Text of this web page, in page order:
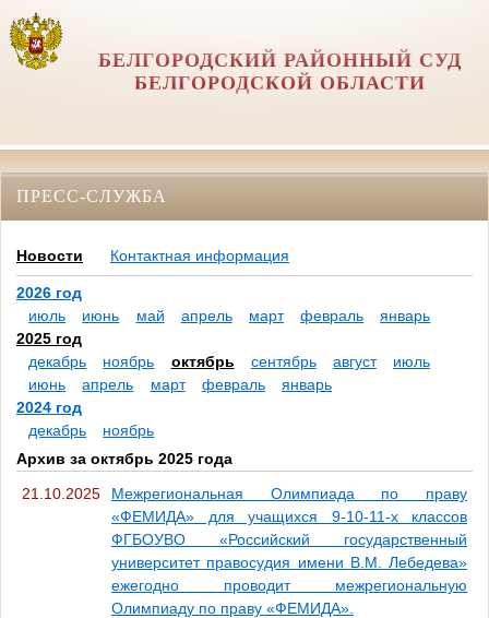
БЕЛГОРОДСКИЙ РАЙОННЫЙ СУД
БЕЛГОРОДСКОЙ ОБЛАСТИ
ПРЕСС-СЛУЖБА
Новости Контактная информация
2026 год
июль
июнь май апрель март февраль
январь
2025 год
декабрь
ноябрь октябрь сентябрь август
июль
июнь
апрель март февраль
январь
2024 год
декабрь
ноябрь
Архив за октябрь 2025 года
21.10.2025
Межрегиональная Олимпиада по праву
«ФЕМИДА» для учащихся 9-10-11-х классов
ФГБОУВО «Российский государственный
университет правосудия имени В.М. Лебедева»
ежегодно проводит межрегиональную
Олимпиаду по праву «ФЕМИДА».